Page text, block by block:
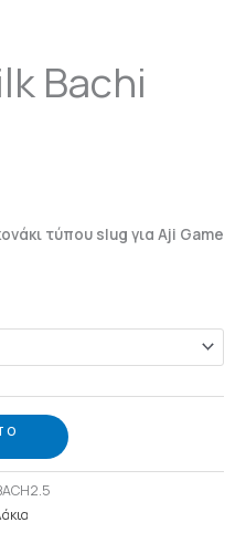
Bachi
τύπου slug για Aji Game